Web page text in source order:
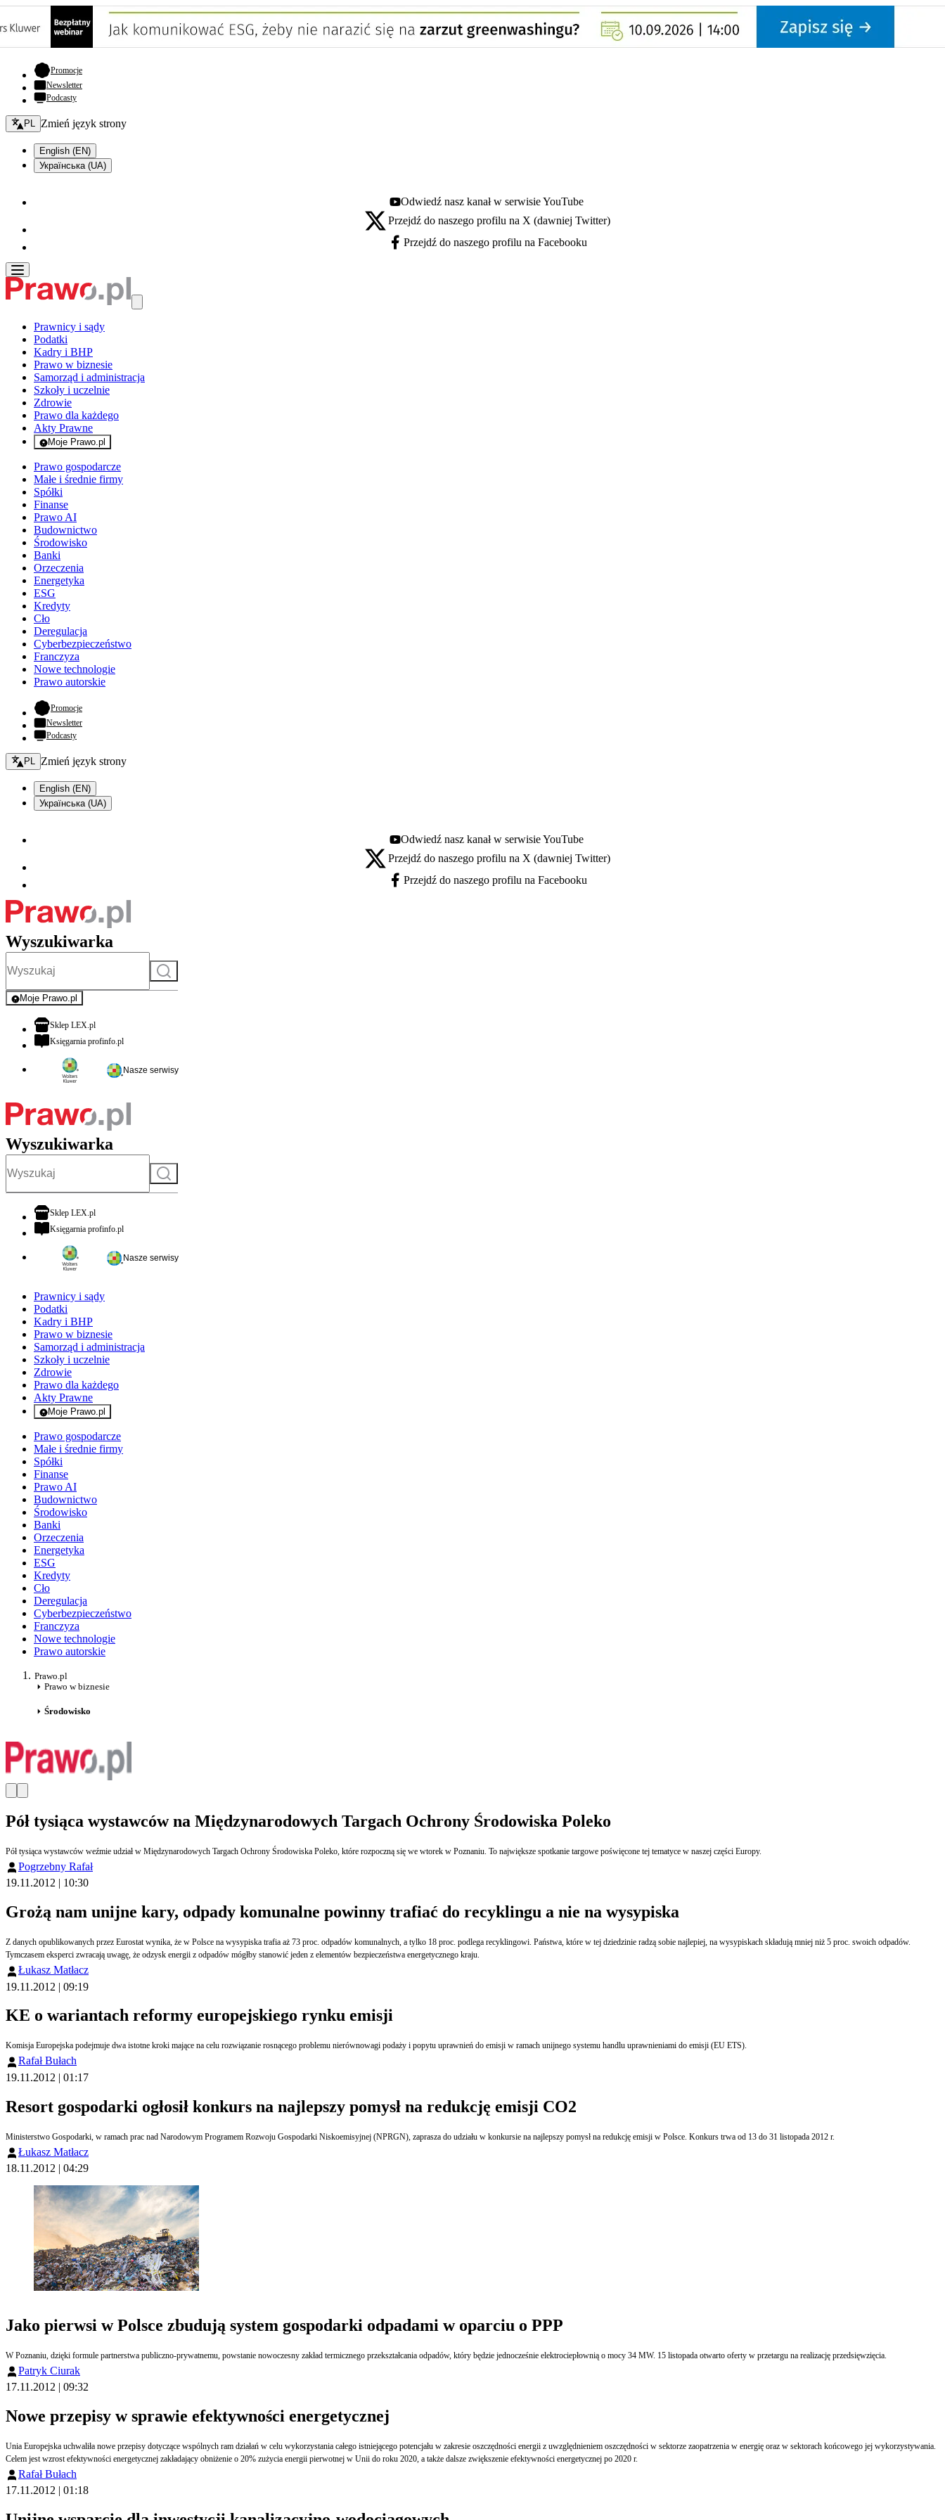
Promocje- otwiera się w nowej karcie
Newsletter
Podcasty
Zmień język - bieżący:
PL Zmień język strony
English (EN)
Українська (UA)
Youtube - otwiera się w nowej karcie
Odwiedź nasz kanał w serwisie YouTube
X - otwiera się w nowej karcie
Przejdź do naszego profilu na X (dawniej Twitter)
Facebook - otwiera się w nowej karcie
Przejdź do naszego profilu na Facebooku
Prawnicy i sądy
Podatki
Kadry i BHP
Prawo w biznesie
Samorząd i administracja
Szkoły i uczelnie
Zdrowie
Prawo dla każdego
Akty Prawne
Moje Prawo.pl
- rejestracja i logowanie do serwisu
Prawo gospodarcze
Małe i średnie firmy
Spółki
Finanse
Prawo AI
Budownictwo
Środowisko
Banki
Orzeczenia
Energetyka
ESG
Kredyty
Cło
Deregulacja
Cyberbezpieczeństwo
Franczyza
Nowe technologie
Prawo autorskie
Promocje- otwiera się w nowej karcie
Newsletter
Podcasty
Zmień język - bieżący:
PL Zmień język strony
English (EN)
Українська (UA)
Youtube - otwiera się w nowej karcie
Odwiedź nasz kanał w serwisie YouTube
X - otwiera się w nowej karcie
Przejdź do naszego profilu na X (dawniej Twitter)
Facebook - otwiera się w nowej karcie
Przejdź do naszego profilu na Facebooku
Wyszukiwarka
Szukaj
Moje Prawo.pl
- rejestracja i logowanie do serwisu
Sklep LEX.plotwiera się w nowej karcie
Księgarnia profinfo.plotwiera się w nowej karcie
Nasze serwisy
Wyszukiwarka
Szukaj
Sklep LEX.plotwiera się w nowej karcie
Księgarnia profinfo.plotwiera się w nowej karcie
Nasze serwisy
Prawnicy i sądy
Podatki
Kadry i BHP
Prawo w biznesie
Samorząd i administracja
Szkoły i uczelnie
Zdrowie
Prawo dla każdego
Akty Prawne
Moje Prawo.pl
- rejestracja i logowanie do serwisu
Prawo gospodarcze
Małe i średnie firmy
Spółki
Finanse
Prawo AI
Budownictwo
Środowisko
Banki
Orzeczenia
Energetyka
ESG
Kredyty
Cło
Deregulacja
Cyberbezpieczeństwo
Franczyza
Nowe technologie
Prawo autorskie
Prawo.pl
Prawo w biznesie
Środowisko
Pół tysiąca wystawców na Międzynarodowych Targach Ochrony Środowiska Poleko
Pół tysiąca wystawców weźmie udział w Międzynarodowych Targach Ochrony Środowiska Poleko, które rozpoczną się we wtorek w Poznaniu. To największe spotkanie targowe poświęcone tej tematyce w naszej części Europy.
Pogrzebny Rafał
19.11.2012 | 10:30
Grożą nam unijne kary, odpady komunalne powinny trafiać do recyklingu a nie na wysypiska
Z danych opublikowanych przez Eurostat wynika, że w Polsce na wysypiska trafia aż 73 proc. odpadów komunalnych, a tylko 18 proc. podlega recyklingowi. Państwa, które w tej dziedzinie radzą sobie najlepiej, na wysypiskach składują mniej niż 5 proc. swoich odpadów.
Tymczasem eksperci zwracają uwagę, że odzysk energii z odpadów mógłby stanowić jeden z elementów bezpieczeństwa energetycznego kraju.
Łukasz Matłacz
19.11.2012 | 09:19
KE o wariantach reformy europejskiego rynku emisji
Komisja Europejska podejmuje dwa istotne kroki mające na celu rozwiązanie rosnącego problemu nierównowagi podaży i popytu uprawnień do emisji w ramach unijnego systemu handlu uprawnieniami do emisji (EU ETS).
Rafał Bułach
19.11.2012 | 01:17
Resort gospodarki ogłosił konkurs na najlepszy pomysł na redukcję emisji CO2
Ministerstwo Gospodarki, w ramach prac nad Narodowym Programem Rozwoju Gospodarki Niskoemisyjnej (NPRGN), zaprasza do udziału w konkursie na najlepszy pomysł na redukcję emisji w Polsce. Konkurs trwa od 13 do 31 listopada 2012 r.
Łukasz Matłacz
18.11.2012 | 04:29
Jako pierwsi w Polsce zbudują system gospodarki odpadami w oparciu o PPP
W Poznaniu, dzięki formule partnerstwa publiczno-prywatnemu, powstanie nowoczesny zakład termicznego przekształcania odpadów, który będzie jednocześnie elektrociepłownią o mocy 34 MW. 15 listopada otwarto oferty w przetargu na realizację przedsięwzięcia.
Patryk Ciurak
17.11.2012 | 09:32
Nowe przepisy w sprawie efektywności energetycznej
Unia Europejska uchwaliła nowe przepisy dotyczące wspólnych ram działań w celu wykorzystania całego istniejącego potencjału w zakresie oszczędności energii z uwzględnieniem oszczędności w sektorze zaopatrzenia w energię oraz w sektorach końcowego jej wykorzystywania.
Celem jest wzrost efektywności energetycznej zakładający obniżenie o 20% zużycia energii pierwotnej w Unii do roku 2020, a także dalsze zwiększenie efektywności energetycznej po 2020 r.
Rafał Bułach
17.11.2012 | 01:18